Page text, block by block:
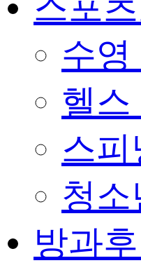
수영
헬스
스
청소
방과